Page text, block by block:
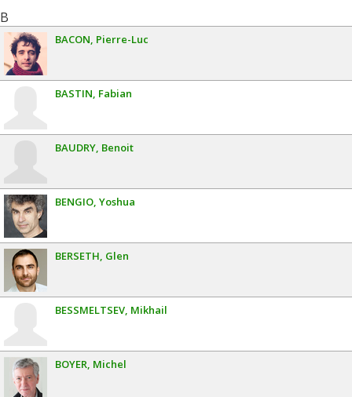
B
BACON Pierre-Luc
BASTIN Fabian
BAUDRY Benoit
BENGIO Yoshua
BERSETH Glen
BESSMELTSEV Mikhail
BOYER Michel